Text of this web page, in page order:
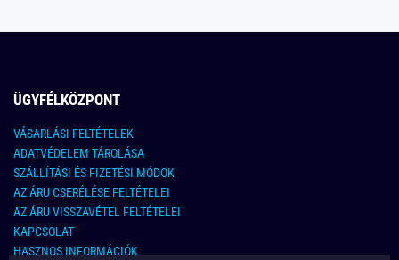
ÜGYFÉLKÖZPONT
VÁSARLÁSI FELTÉTELEK
ADATVÉDELEM TÁROLÁSA
SZÁLLÍTÁSI ÉS FIZETÉSI MÓDOK
AZ ÁRU CSERÉLÉSE FELTÉTELEI
AZ ÁRU VISSZAVÉTEL FELTÉTELEI
KAPCSOLAT
HASZNOS INFORMÁCIÓK